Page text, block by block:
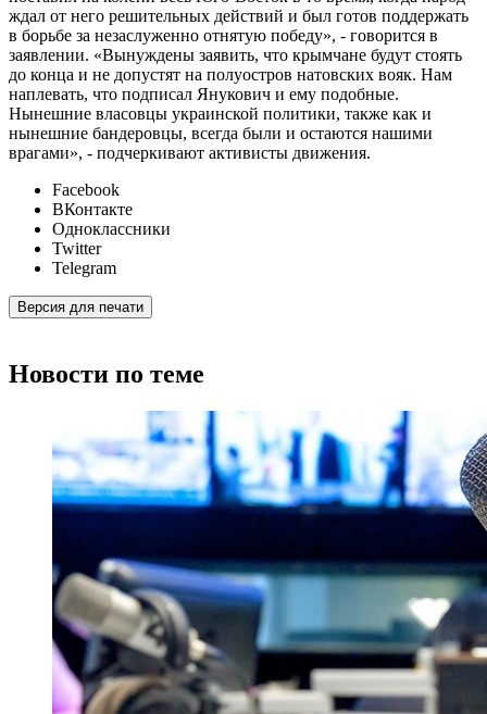
ждал от него решительных действий и был готов поддержать
в борьбе за незаслуженно отнятую победу», - говорится в
заявлении. «Вынуждены заявить, что крымчане будут стоять
до конца и не допустят на полуостров натовских вояк. Нам
наплевать, что подписал Янукович и ему подобные.
Нынешние власовцы украинской политики, также как и
нынешние бандеровцы, всегда были и остаются нашими
врагами», - подчеркивают активисты движения.
Facebook
ВКонтакте
Одноклассники
Twitter
Telegram
Версия для печати
Новости по теме